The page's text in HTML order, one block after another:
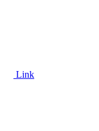
Link